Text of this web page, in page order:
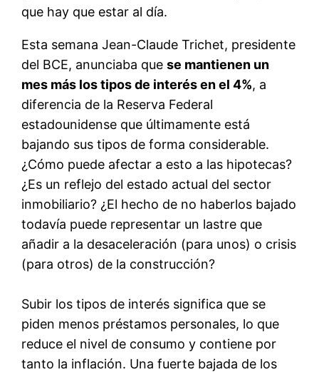
que hay que estar al día.
Esta semana Jean-Claude Trichet, presidente
del BCE, anunciaba quese mantienen un
mes más los tipos de interés en el 4%, a
diferencia de la Reserva Federal
estadounidense que últimamente está
bajando sus tipos de forma considerable.
¿Cómo puede afectar a esto a las hipotecas?
¿Es un reflejo del estado actual del sector
inmobiliario? ¿El hecho de no haberlos bajado
todavía puede representar un lastre que
añadir a la desaceleración (para unos) o crisis
(para otros) de la construcción?
Subir los tipos de interés significa que se
piden menos préstamos personales, lo que
reduce el nivel de consumo y contiene por
tanto la inflación. Una fuerte bajada de los